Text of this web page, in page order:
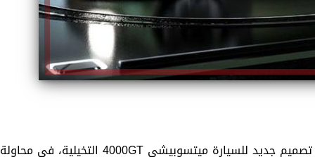
قام أحد مصممى السيارات المحترفين بتنفيذ تصميم جديد للسيارة ميتسوبيشى 4000GT التخيلية، فى محاولة